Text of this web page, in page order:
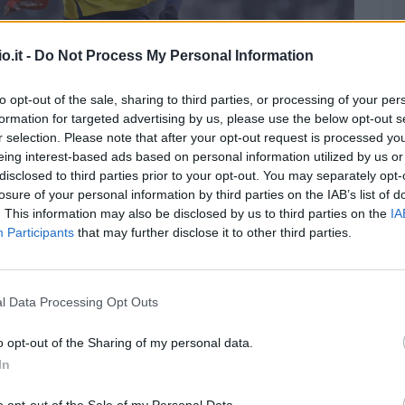
- Do Not Process My Personal Information
opt-out of the sale, sharing to third parties, or processing of your
for targeted advertising by us, please use the below opt-out
selection. Please note that after your opt-out request is processed
interest-based ads based on personal information utilized by us
to third parties prior to your opt-out. You may separately
of your personal information by third parties on the IAB’s list of
This information may also be disclosed by us to third parties on the
Participants that may further disclose it to other third parties.
Data Processing Opt Outs
opt-out of the Sharing of my personal data.
si tratta con il Saint-Gilloise (©LaPresse)
prospetti del futuro. Secondo quanto riportato
con l'Union Saint-Gilloise per il
destro di spinta, l'israeliano è finito nel mirino
livelli tra campionato e Champions
potenziale,il club belga apre ad una sua
euro
molto il Napoli e la sua squadra